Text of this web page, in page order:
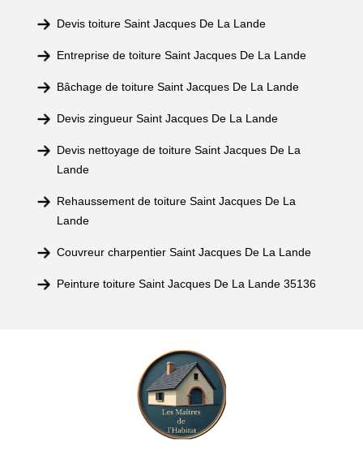
Devis toiture Saint Jacques De La Lande
Entreprise de toiture Saint Jacques De La Lande
Bâchage de toiture Saint Jacques De La Lande
Devis zingueur Saint Jacques De La Lande
Devis nettoyage de toiture Saint Jacques De La
Lande
Rehaussement de toiture Saint Jacques De La
Lande
Couvreur charpentier Saint Jacques De La Lande
Peinture toiture Saint Jacques De La Lande 35136